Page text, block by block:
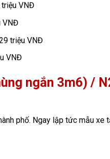
VNĐ
VNĐ
triệu VNĐ
VNĐ
ngắn 3m6) /
phố. Ngay lập tức mẫu xe